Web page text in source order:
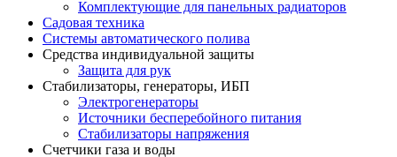
Комплектующие для панельных радиаторов
Садовая техника
Системы автоматического полива
Средства индивидуальной защиты
Защита для рук
Стабилизаторы, генераторы, ИБП
Электрогенераторы
Источники бесперебойного питания
Стабилизаторы напряжения
Счетчики газа и воды